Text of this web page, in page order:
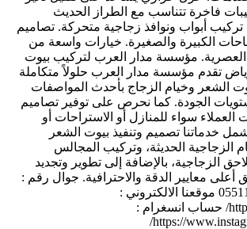
فاخرة تتناسب مع الطراز الحديث
تركيب أبواب ونوافذ زجاجية متحركة. تصاميم
الكبيرة والصغيرة. خيارات واسعة من
العصرية. مؤسسة مدار العرب لتركيب بيوت
تقدم مؤسسة مدار العرب حلولاً متكاملة
الشعر وخيام الزجاج بأحدث المواصفات
الجودة. كما نحرص على توفير تصاميم
العملاء سواء للمنازل أو الاستراحات أو
خدماتنا تصميم وتنفيذ بيوت الشعر
الزجاجية الحديثة، وتركيب المجالس
الزجاجية، بالإضافة إلى تطوير وتجديد
أعلى معايير الدقة والاحترافية. جوال رقم :
0551033861 0551113590 موقعنا الالكتروني :
https://mgawltmdar.com/ حساب انسغرام :
https://